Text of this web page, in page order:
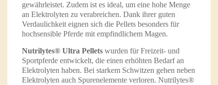
gewährleistet. Zudem ist es ideal, um eine hohe Menge
an Elektrolyten zu verabreichen. Dank ihrer guten
Verdaulichkeit eignen sich die Pellets besonders für
hochsensible Pferde mit empfindlichem Magen.
Nutrilytes® Ultra Pellets wurden für Freizeit- und
Sportpferde entwickelt, die einen erhöhten Bedarf an
Elektrolyten haben. Bei starkem Schwitzen gehen neben
Elektrolyten auch Spurenelemente verloren. Nutrilytes®